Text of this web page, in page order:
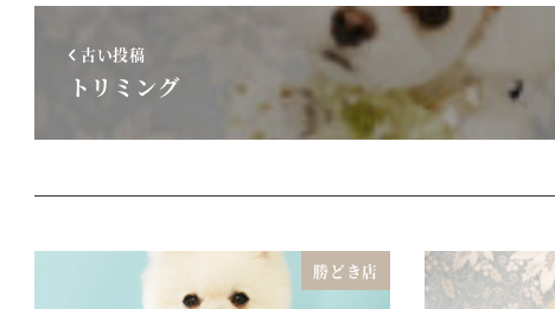
古い投稿
トリミング
勝どき店